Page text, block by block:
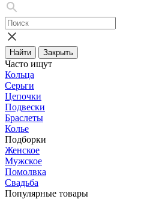
Найти Закрыть
Часто ищут
Кольца
Серьги
Цепочки
Подвески
Браслеты
Колье
Подборки
Женское
Мужское
Помолвка
Свадьба
Популярные товары